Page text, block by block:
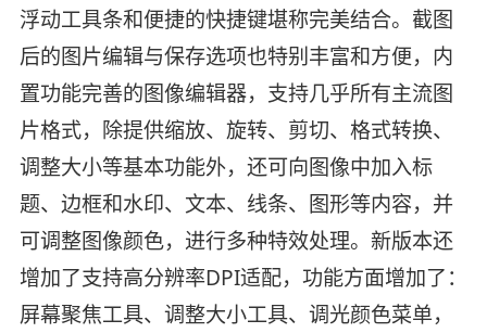
浮动工具条和便捷的快捷键堪称完美结合。截图
后的图片编辑与保存选项也特别丰富和方便，内
置功能完善的图像编辑器，支持几乎所有主流图
片格式，除提供缩放、旋转、剪切、格式转换、
调整大小等基本功能外，还可向图像中加入标
题、边框和水印、文本、线条、图形等内容，并
可调整图像颜色，进行多种特效处理。新版本还
增加了支持高分辨率DPI适配，功能方面增加了：
屏幕聚焦工具、调整大小工具、调光颜色菜单，